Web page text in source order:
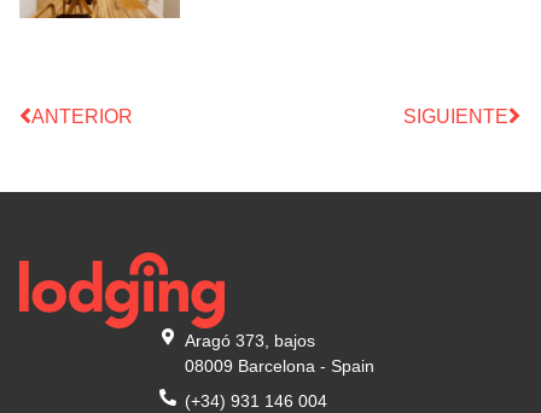
ANTERIOR SIGUIENTE
Aragó 373, bajos
08009 Barcelona - Spain
(+34) 931 146 004